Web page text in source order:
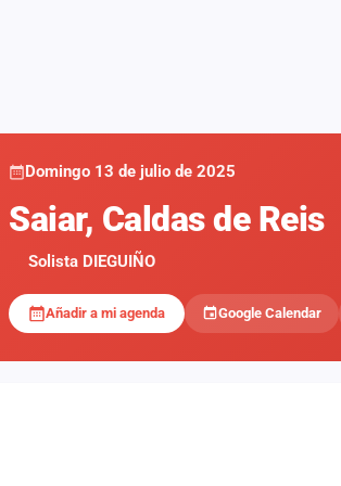
Domingo 13 de julio de 2025
Saiar, Caldas de Reis
Solista DIEGUIÑO
Añadir a mi agenda Google Calendar